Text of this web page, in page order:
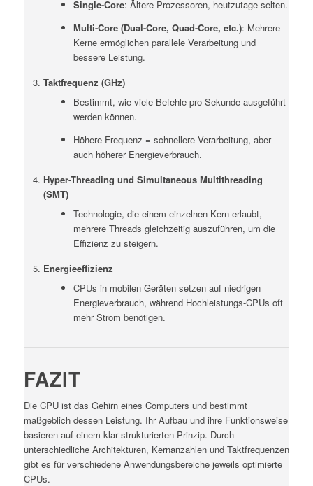
Single-Core: Ältere Prozessoren, heutzutage selten.
Multi-Core (Dual-Core, Quad-Core, etc.): Mehrere
Kerne ermöglichen parallele Verarbeitung und
bessere Leistung.
Taktfrequenz (GHz)
Bestimmt, wie viele Befehle pro Sekunde ausgeführt
werden können.
Höhere Frequenz = schnellere Verarbeitung, aber
auch höherer Energieverbrauch.
Hyper-Threading und Simultaneous Multithreading
(SMT)
Technologie, die einem einzelnen Kern erlaubt,
mehrere Threads gleichzeitig auszuführen, um die
Effizienz zu steigern.
Energieeffizienz
CPUs in mobilen Geräten setzen auf niedrigen
Energieverbrauch, während Hochleistungs-CPUs oft
mehr Strom benötigen.
FAZIT
Die CPU ist das Gehirn eines Computers und bestimmt
maßgeblich dessen Leistung. Ihr Aufbau und ihre Funktionsweise
basieren auf einem klar strukturierten Prinzip. Durch
unterschiedliche Architekturen, Kernanzahlen und Taktfrequenzen
gibt es für verschiedene Anwendungsbereiche jeweils optimierte
CPUs.